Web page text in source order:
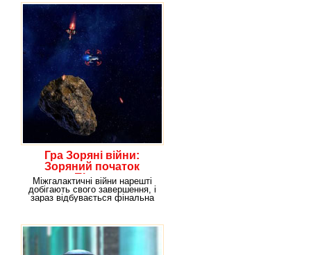
Гра Зоряні війни:
Зоряний початок
Пірата
Міжгалактичні війни нарешті
добігають свого завершення, і
зараз відбувається фінальна